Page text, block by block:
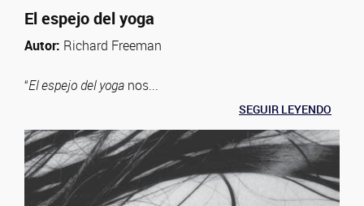
El espejo del yoga
Autor: Richard Freeman
“El espejo del yoga nos...
SEGUIR LEYENDO